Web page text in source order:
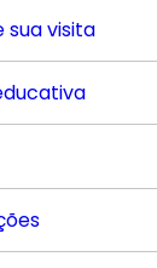
sua visita